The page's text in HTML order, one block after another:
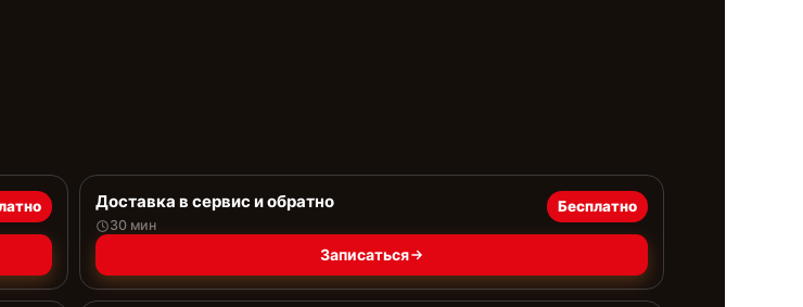
Доставка в сервис и обратно
30 мин
Бесплатно
Записаться